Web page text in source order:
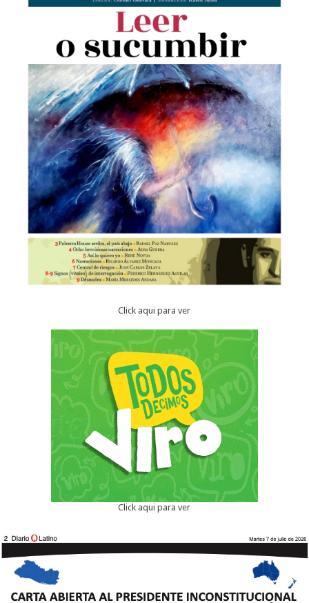
Click aqui para ver
Click aqui para ver